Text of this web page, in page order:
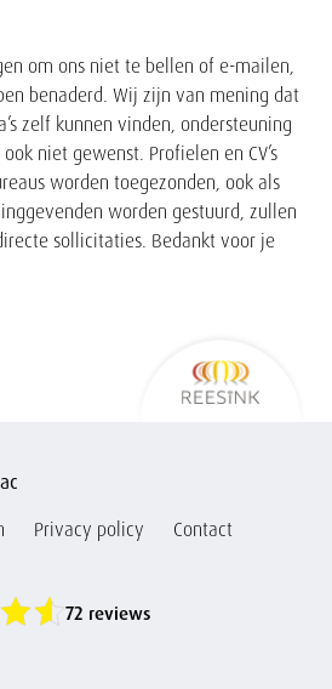
om ons niet te bellen of e-mailen,
benaderd. Wij zijn van mening dat
zelf kunnen vinden, ondersteuning
niet gewenst. Profielen en CV’s
worden toegezonden, ook als
worden gestuurd, zullen
sollicitaties. Bedankt voor je
Privacy policy
Contact
72 reviews